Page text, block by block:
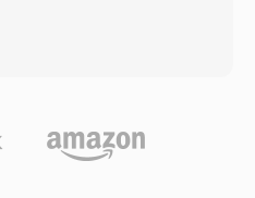
Information (PSI) ที่
3 หรือ MPEG audio เป็น
การส่งโทรทัศน์ดิจิทัลทั่ว
ลากหลายรวมถึง AV1,